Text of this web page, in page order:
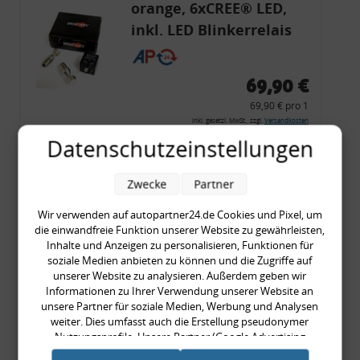
orange, 6xCREE® LED,
inkl. LED Blinkerrelais
CF 14
69,90 €
69,90 € pro 1
inkl. gesetzl. MwSt., zzgl. Versandkosten
Merkzettel
Zum Artikel
Rückleuchtenband mit
Blinker, rot, US-Ecken,
Audi 80 Cabrio, Typ 89,
OE-Nr.: 8G0945225 +
8G0945225C
999,99 €
Datenschutzeinstellungen
Wir verwenden auf autopartner24.de Cookies und Pixel, um
die einwandfreie Funktion unserer Website zu gewährleisten,
Inhalte und Anzeigen zu personalisieren, Funktionen für
soziale Medien anbieten zu können und die Zugriffe auf
unserer Website zu analysieren. Außerdem geben wir
Informationen zu Ihrer Verwendung unserer Website an
unsere Partner für soziale Medien, Werbung und Analysen
weiter. Dies umfasst auch die Erstellung pseudonymer
Nutzungsprofile. Unsere Partner (Google Advertising
Products) führen diese Informationen möglicherweise mit
Zwecke Partner